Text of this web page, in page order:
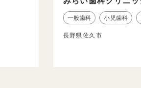
一般歯科 小児歯科
長野県佐久市